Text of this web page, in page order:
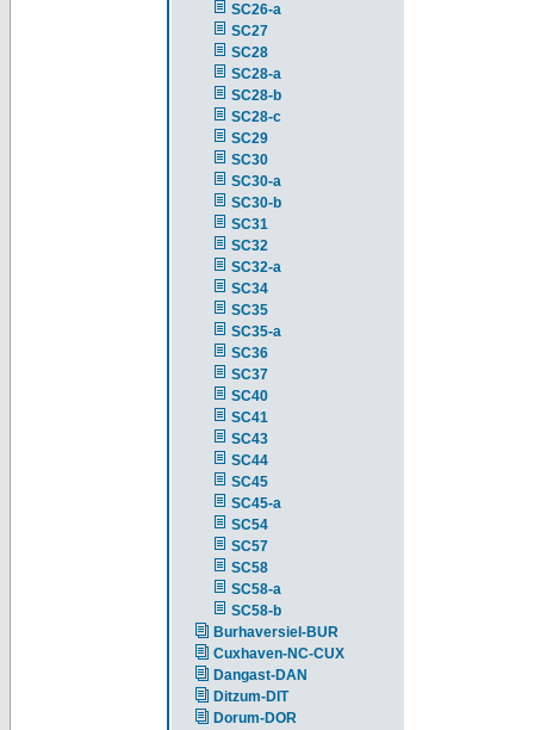
SC26-a
SC27
SC28
SC28-a
SC28-b
SC28-c
SC29
SC30
SC30-a
SC30-b
SC31
SC32
SC32-a
SC34
SC35
SC35-a
SC36
SC37
SC40
SC41
SC43
SC44
SC45
SC45-a
SC54
SC57
SC58
SC58-a
SC58-b
Burhaversiel-BUR
Cuxhaven-NC-CUX
Dangast-DAN
Ditzum-DIT
Dorum-DOR